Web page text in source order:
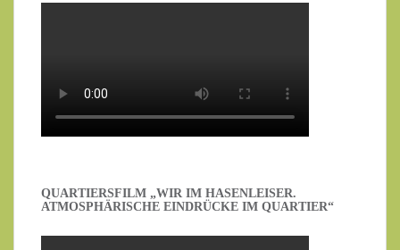
QUARTIERSFILM „WIR IM HASENLEISER.
ATMOSPHÄRISCHE EINDRÜCKE IM QUARTIER“